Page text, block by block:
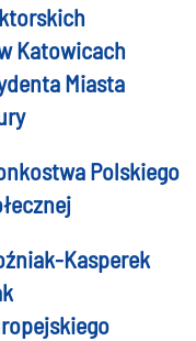
Katowicach
Miasta
Polskiego
Kasperek